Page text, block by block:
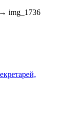
→ img_1736